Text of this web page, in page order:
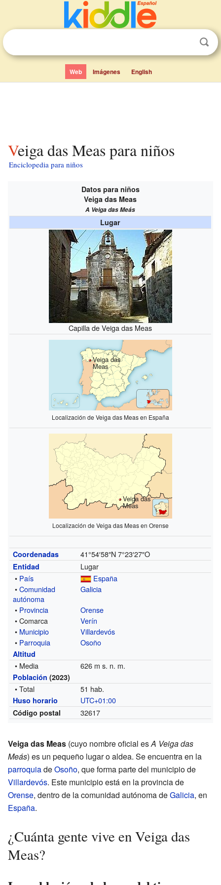
Web Imágenes English
Veiga das Meas para niños
Enciclopedia para niños
Datos para niños
Veiga das Meas
A Veiga das Meás
Lugar
Capilla de Veiga das Meas
Veiga das
Meas
Localización de Veiga das Meas en España
Veiga das
Meas
Localización de Veiga das Meas en Orense
Coordenadas 41°54′58″N 7°23′27″O
Entidad
Lugar
• País
España
•Comunidad
autónoma
Galicia
• Provincia
Orense
• Comarca
Verín
• Municipio
Villardevós
• Parroquia Osoño
Altitud
• Media 626 m s. n. m.
Población (2023)
• Total 51 hab.
Huso horario UTC+01:00
Código postal 32617
Veiga das Meas (cuyo nombre oficial esA Veiga das
Meás) es un pequeño lugar o aldea. Se encuentra en la
parroquiadeOsoño, que forma parte del municipio de
Villardevós. Este municipio está en la provincia de
Orense, dentro de la comunidad autónoma deGalicia, en
España.
¿Cuánta gente vive en Veiga das
Meas?